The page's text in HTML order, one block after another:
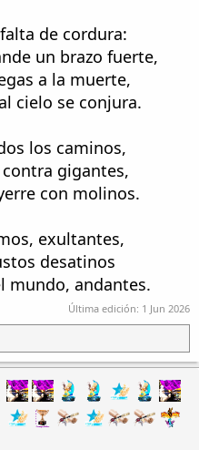
de cordura:
un brazo fuerte,
a la muerte,
cielo se conjura.
los caminos,
gigantes,
con molinos.
exultantes,
desatinos
mundo, andantes.
Última edición: 1 Jun 2026